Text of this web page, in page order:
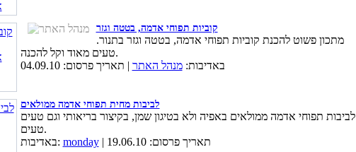
קוביות תפוחי אדמה, בטטה וגזר
מתכון פשוט להכנת קוביות תפוחי אדמה, בטטה וגזר בתנור.
טעים מאוד וקל להכנה.
באדיבות:מנהל האתר | תאריך פרסום: 04.09.10
לביבות מחית תפוחי אדמה ממולאים
לביבות תפוחי אדמה ממולאים באפיה ולא בטיגון שמן, בקיצור בריאותי וגם טעים
טעים.
באדיבות: monday | תאריך פרסום: 19.06.10